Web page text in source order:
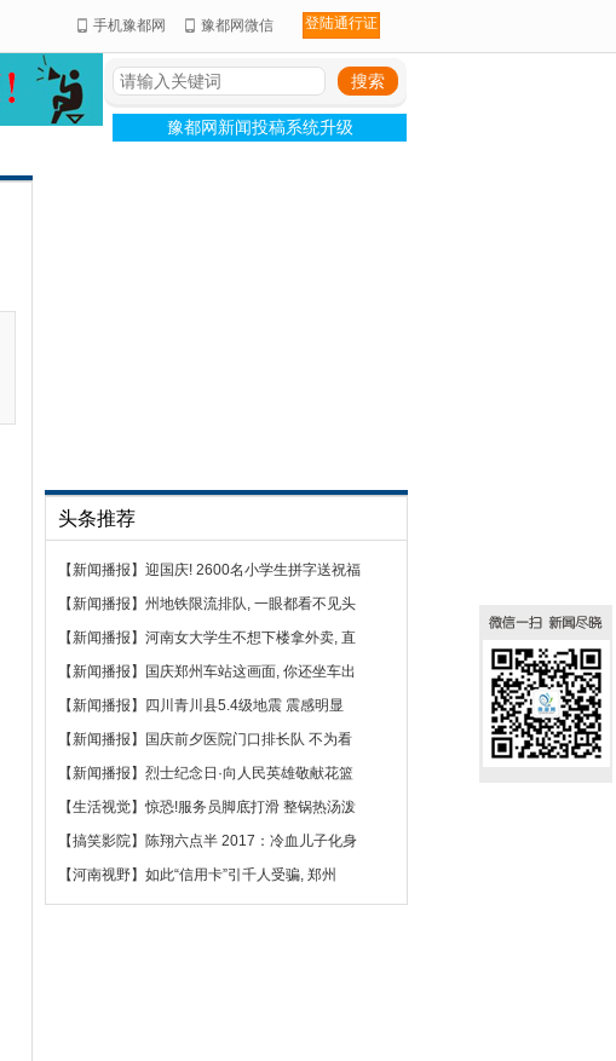
手机豫都网 豫都网微信 登陆通行证
豫都网新闻投稿系统升级
头条推荐
【新闻播报 】 迎国庆! 2600名小学生拼字送祝福
【新闻播报 】 州地铁限流排队, 一眼都看不见头
【新闻播报 】 河南女大学生不想下楼拿外卖, 直
【新闻播报 】
国庆郑州车站这画面, 你还坐车出
【新闻播报 】
四川青川县5.4级地震 震感明显
【新闻播报 】
国庆前夕医院门口排长队 不为看
【新闻播报 】 烈士纪念日·向人民英雄敬献花篮
【生活视觉】惊恐!服务员脚底打滑 整锅热汤泼
【搞笑影院】 陈翔六点半 2017：冷血儿子化身
【河南视野】 如此“信用卡”引千人受骗, 郑州